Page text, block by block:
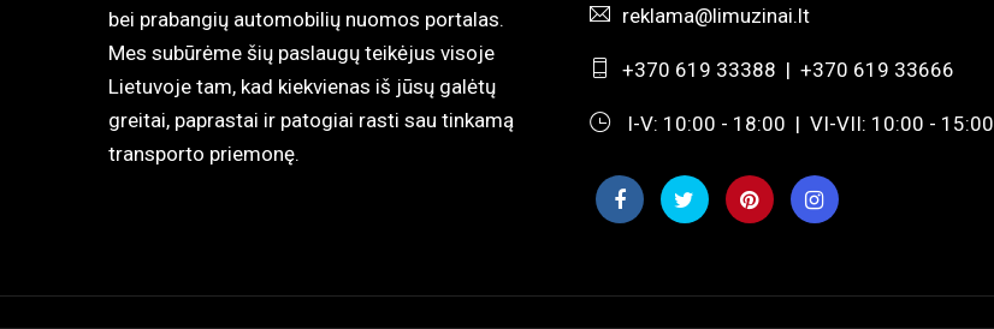
bei prabangių automobilių nuomos portalas.
Mes subūrėme šių paslaugų teikėjus visoje
Lietuvoje tam, kad kiekvienas iš jūsų galėtų
greitai, paprastai ir patogiai rasti sau tinkamą
transporto priemonę.
reklama@limuzinai.lt
+370 619 33388 | +370 619 33666
I-V: 10:00 - 18:00 | VI-VII: 10:00 - 15:00